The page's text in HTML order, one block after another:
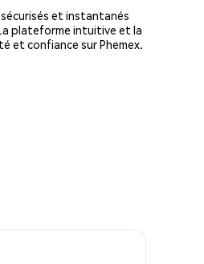
et instantanés
plateforme intuitive et la
et confiance sur Phemex.